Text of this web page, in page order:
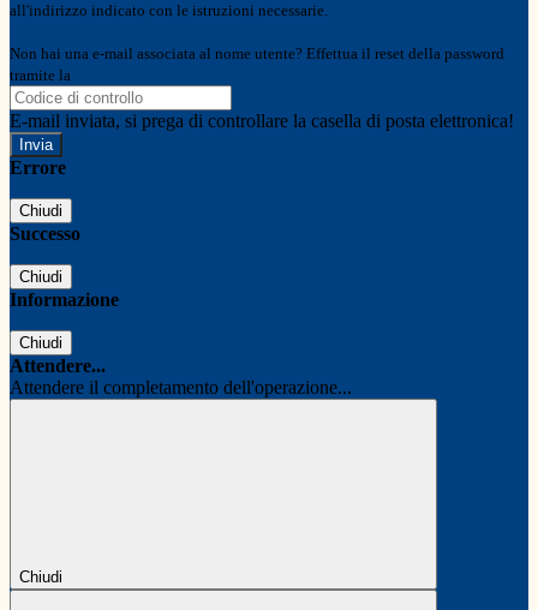
all'indirizzo indicato con le istruzioni necessarie.
Non hai una e-mail associata al nome utente? Effettua il reset della password
tramite la
E-mail inviata, si prega di controllare la casella di posta elettronica!
Errore
Chiudi
Successo
Chiudi
Informazione
Chiudi
Attendere...
Attendere il completamento dell'operazione...
Chiudi